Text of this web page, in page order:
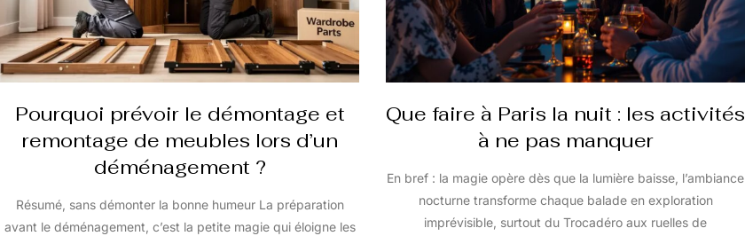
Pourquoi prévoir le démontage et
remontage de meubles lors d’un
déménagement ?
Résumé, sans démonter la bonne humeur La préparation
avant le déménagement, c’est la petite magie qui éloigne les
Que faire à Paris la nuit : les activités
à ne pas manquer
En bref : la magie opère dès que la lumière baisse, l’ambiance
nocturne transforme chaque balade en exploration
imprévisible, surtout du Trocadéro aux ruelles de